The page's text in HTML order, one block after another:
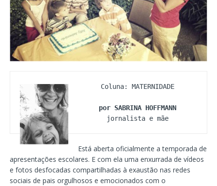
Coluna: MATERNIDADE
por SABRINA HOFFMANN
jornalista e mãe
Está aberta oficialmente a temporada de
apresentações escolares. E com ela uma enxurrada de vídeos
e fotos desfocadas compartilhadas à exaustão nas redes
sociais de pais orgulhosos e emocionados com o